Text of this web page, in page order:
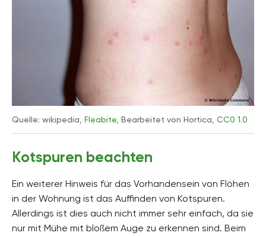
Quelle: wikipedia, Fleabite , Bearbeitet von Hortica, CC0 1.0
Kotspuren beachten
Ein weiterer Hinweis für das Vorhandensein von Flöhen
in der Wohnung ist das Auffinden von Kotspuren.
Allerdings ist dies auch nicht immer sehr einfach, da sie
nur mit Mühe mit bloßem Auge zu erkennen sind. Beim